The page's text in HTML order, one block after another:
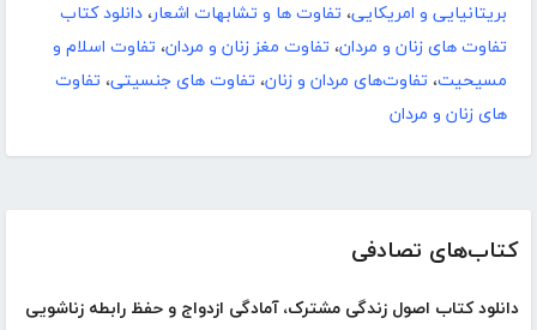
کتاب‌های تصادفی
دانلود کتاب اصول زندگی مشترک، آمادگی ازدواج و حفظ رابطه زناشویی
بریتانیایی و امریکایی، تفاوت ها و تشابهات اشعار، دانلود کتاب
تفاوت های زنان و مردان، تفاوت مغز زنان و مردان، تفاوت اسلام و
مسیحیت، تفاوت‏‌های مردان و زنان، تفاوت‏ های جنسیتی، تفاوت
های زنان و مردان